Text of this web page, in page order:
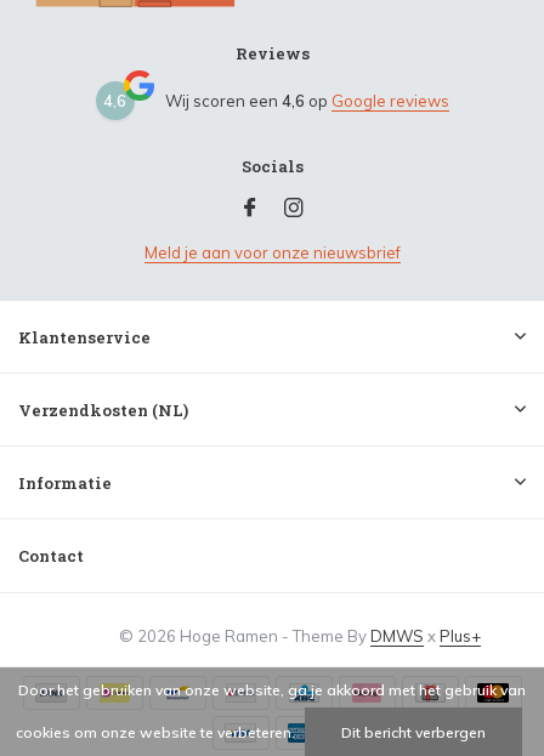
Reviews
4,6 Wij scoren een 4,6 op Google reviews
Socials
Meld je aan voor onze nieuwsbrief
Klantenservice
Verzendkosten (NL)
Informatie
Contact
© 2026 Hoge Ramen - Theme ByDMWS xPlus+
Door het gebruiken van onze website, ga je akkoord met het gebruik van
cookies om onze website te verbeteren. Dit bericht verbergen